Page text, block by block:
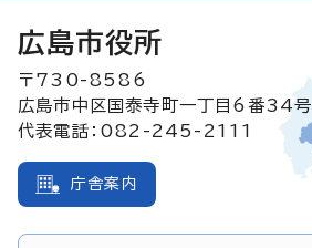
広島市役所
〒730-8586
広島市中区国泰寺町一丁目6番34号
代表電話：082-245-2111
庁舎案内